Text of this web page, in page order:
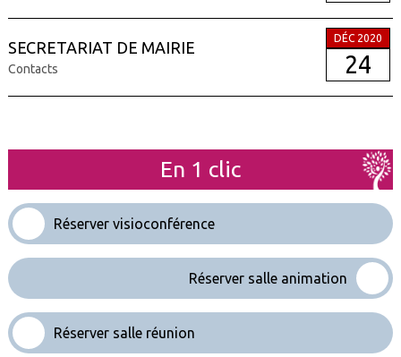
SECRETARIAT DE MAIRIE
Contacts
DÉC 2020
24
En 1 clic
Réserver visioconférence
Réserver salle animation
Réserver salle réunion